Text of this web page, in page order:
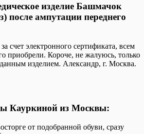
изделие Башмачок
после ампутации переднего
счет электронного сертификата, всем
приобрели. Короче, не жалуюсь, только
изделием. Александр, г. Москва.
Кауркиной из Москвы:
от подобранной обуви, сразу